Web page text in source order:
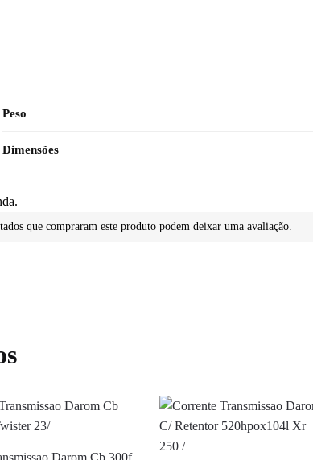
Peso
Dimensões
que compraram este produto podem deixar uma avaliação.